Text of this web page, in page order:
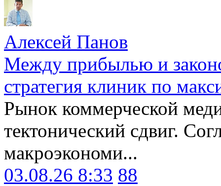
Алексей Панов
Между прибылью и
стратегия клиник по
Рынок коммерческой
тектонический сдвиг.
макроэкономи...
03.08.26 8:33 88